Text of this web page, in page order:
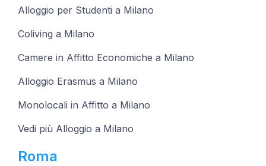
Alloggio per Studenti a Milano
Coliving a Milano
Camere in Affitto Economiche a Milano
Alloggio Erasmus a Milano
Monolocali in Affitto a Milano
Vedi più Alloggio a Milano
Roma